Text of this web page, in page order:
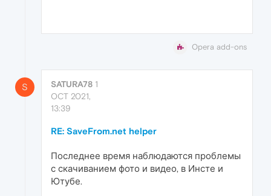
Opera add-ons
S SATURA78 1
OCT 2021,
13:39
RE: SaveFrom.net helper
Последнее время наблюдаются проблемы
с скачиванием фото и видео, в Инсте и
Ютубе.